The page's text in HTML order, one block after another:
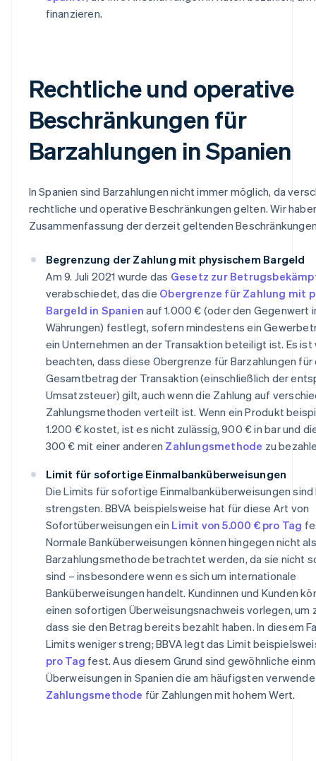
finanzieren.
Rechtliche und operative
Beschränkungen für
Barzahlungen in Spanien
In Spanien sind Barzahlungen nicht immer möglich, da
rechtliche und operative Beschränkungen gelten. Wir
Zusammenfassung der derzeit geltenden
Begrenzung der Zahlung mit physischem Bargeld
Am 9. Juli 2021 wurde das Gesetz zur
verabschiedet, das die Obergrenze für Zahlung mit
Bargeld in Spanien auf 1.000 € (oder den Gegenwert
Währungen) festlegt, sofern mindestens ein
ein Unternehmen an der Transaktion beteiligt ist. Es ist
beachten, dass diese Obergrenze für Barzahlungen für
Gesamtbetrag der Transaktion (einschließlich der
Umsatzsteuer) gilt, auch wenn die Zahlung auf
Zahlungsmethoden verteilt ist. Wenn ein Produkt
1.200 € kostet, ist es nicht zulässig, 900 € in bar und
300 € mit einer anderen Zahlungsmethode zu
Limit für sofortige Einmalbanküberweisungen
Die Limits für sofortige Einmalbanküberweisungen
strengsten. BBVA beispielsweise hat für diese Art von
Sofortüberweisungen ein Limit von 5.000 € pro Tag
Normale Banküberweisungen können hingegen nicht als
Barzahlungsmethode betrachtet werden, da sie nicht
sind – insbesondere wenn es sich um internationale
Banküberweisungen handelt. Kundinnen und Kunden
einen sofortigen Überweisungsnachweis vorlegen, um
dass sie den Betrag bereits bezahlt haben. In diesem
Limits weniger streng; BBVA legt das Limit
pro Tag fest. Aus diesem Grund sind gewöhnliche
Überweisungen in Spanien die am häufigsten
Zahlungsmethode für Zahlungen mit hohem Wert.